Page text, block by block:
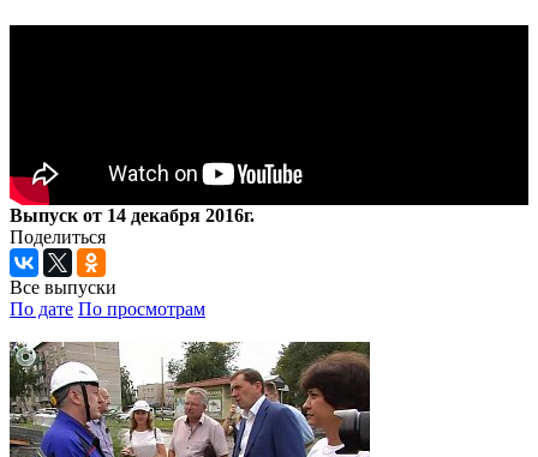
Выпуск от 14 декабря 2016г.
Поделиться
Все выпуски
По дате По просмотрам